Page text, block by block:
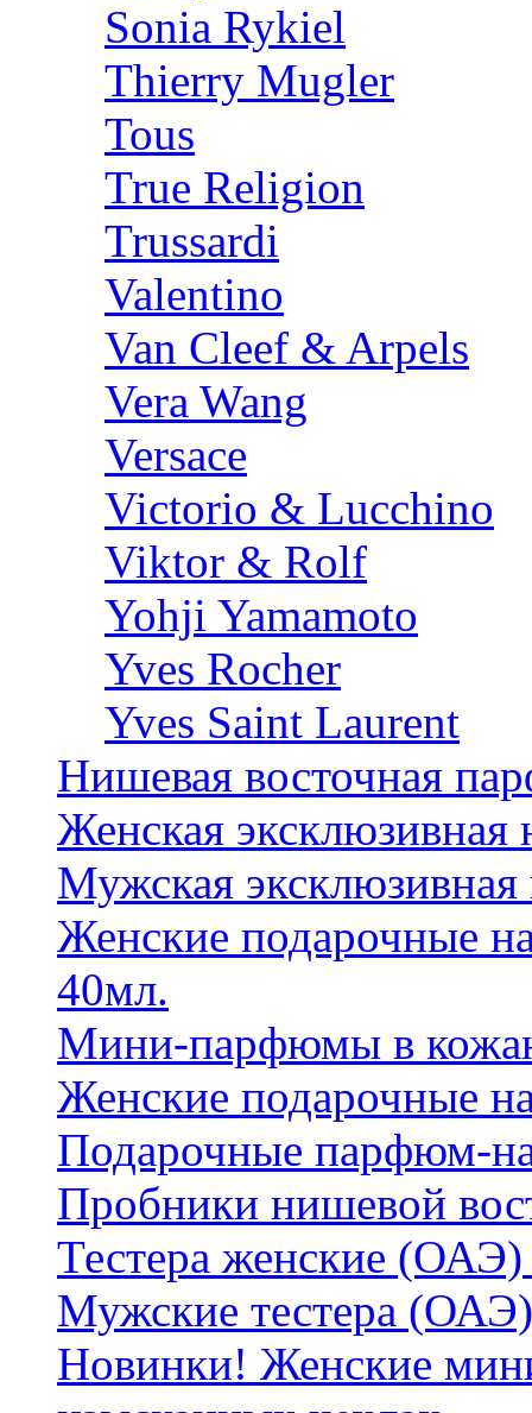
Sonia Rykiel
Thierry Mugler
Tous
True Religion
Trussardi
Valentino
Van Cleef & Arpels
Vera Wang
Versace
Victorio & Lucchino
Viktor & Rolf
Yohji Yamamoto
Yves Rocher
Yves Saint Laurent
Нишевая восточная
Женская
Мужская
Женские подарочные
40мл.
Мини-парфюмы в
Женские подарочные
Подарочные парфюм-
Пробники нишевой
Тестера женские (ОАЭ)
Мужские тестера (ОАЭ)
Новинки! Женские